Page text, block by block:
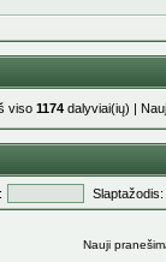
viso 1174 dalyviai(ių) |
Slaptažodis:
Nauji